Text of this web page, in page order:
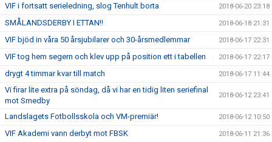
VIF i fortsatt serieledning, slog Tenhult borta 2018-06-20 23:18
SMÅLANDSDERBY I ETTAN!! 2018-06-18 21:31
VIF bjöd in våra 50 årsjubilarer och 30-årsmedlemmar 2018-06-17 22:31
VIF tog hem segern och klev upp på position ett i tabellen 2018-06-17 22:17
drygt 4 timmar kvar till match 2018-06-17 11:44
Vi firar lite extra på söndag, då vi har en tidig liten seriefinal
mot Smedby
2018-06-12 23:41
Landslagets Fotbollsskola och VM-premiär! 2018-06-12 10:50
VIF Akademi vann derbyt mot FBSK 2018-06-11 21:36